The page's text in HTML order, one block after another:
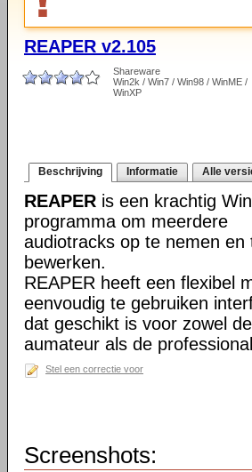
REAPER v2.105
Shareware
Win2k / Win7 / Win98 / WinME /
WinXP
Beschrijving Informatie Alle
REAPER is een krachtig
programma om meerdere
audiotracks op te nemen en
bewerken.
REAPER heeft een flexibel
eenvoudig te gebruiken
dat geschikt is voor zowel de
aumateur als de
Stel een correctie voor
Screenshots: